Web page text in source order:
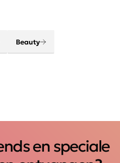
van je huis een thuis met
Creëer een gevoel van
Beauty
en speciale